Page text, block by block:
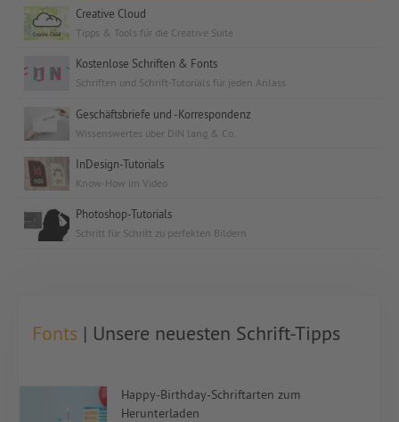
Creative Cloud
Tipps & Tools für die Creative Suite
Kostenlose Schriften & Fonts
Schriften und Schrift-Tutorials für jeden Anlass
Geschäftsbriefe und -Korrespondenz
Wissenswertes über DIN lang & Co.
InDesign-Tutorials
Know-How im Video
Photoshop-Tutorials
Schritt für Schritt zu perfekten Bildern
Fonts | Unsere neuesten Schrift-Tipps
Happy-Birthday-Schriftarten zum
Herunterladen